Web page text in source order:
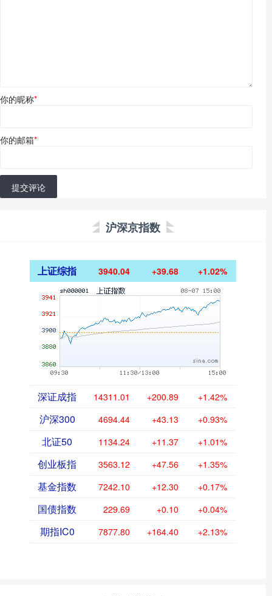
你的昵称*
你的邮箱*
提交评论
沪深京指数
上证综指 3940.04 +39.68 +1.02%
深证成指 14311.01 +200.89 +1.42%
沪深300 4694.44 +43.13 +0.93%
北证50 1134.24 +11.37 +1.01%
创业板指 3563.12 +47.56 +1.35%
基金指数 7242.10 +12.30 +0.17%
国债指数 229.69 +0.10 +0.04%
期指IC0 7877.80 +164.40 +2.13%